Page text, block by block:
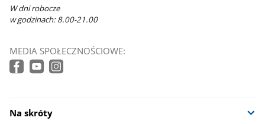
W dni robocze
w godzinach: 8.00-21.00
MEDIA SPOŁECZNOŚCIOWE:
Na skróty